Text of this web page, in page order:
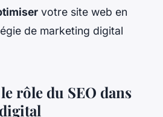
votre site web en
de marketing digital
rôle du SEO dans